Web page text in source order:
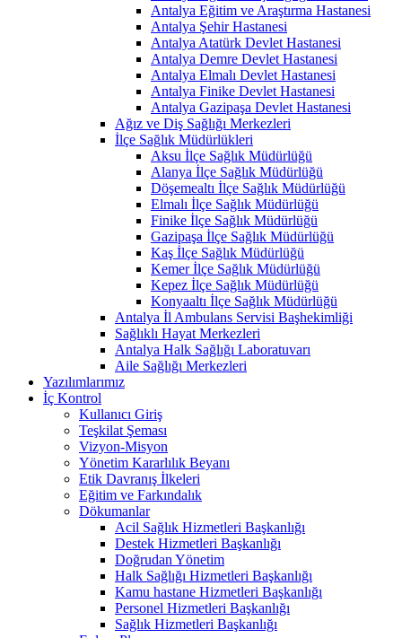
Antalya Eğitim ve Araştırma Hastanesi
Antalya Şehir Hastanesi
Antalya Atatürk Devlet Hastanesi
Antalya Demre Devlet Hastanesi
Antalya Elmalı Devlet Hastanesi
Antalya Finike Devlet Hastanesi
Antalya Gazipaşa Devlet Hastanesi
Ağız ve Diş Sağlığı Merkezleri
İlçe Sağlık Müdürlükleri
Aksu İlçe Sağlık Müdürlüğü
Alanya İlçe Sağlık Müdürlüğü
Döşemealtı İlçe Sağlık Müdürlüğü
Elmalı İlçe Sağlık Müdürlüğü
Finike İlçe Sağlık Müdürlüğü
Gazipaşa İlçe Sağlık Müdürlüğü
Kaş İlçe Sağlık Müdürlüğü
Kemer İlçe Sağlık Müdürlüğü
Kepez İlçe Sağlık Müdürlüğü
Konyaaltı İlçe Sağlık Müdürlüğü
Antalya İl Ambulans Servisi Başhekimliği
Sağlıklı Hayat Merkezleri
Antalya Halk Sağlığı Laboratuvarı
Aile Sağlığı Merkezleri
Yazılımlarımız
İç Kontrol
Kullanıcı Giriş
Teşkilat Şeması
Vizyon-Misyon
Yönetim Kararlılık Beyanı
Etik Davranış İlkeleri
Eğitim ve Farkındalık
Dökumanlar
Acil Sağlık Hizmetleri Başkanlığı
Destek Hizmetleri Başkanlığı
Doğrudan Yönetim
Halk Sağlığı Hizmetleri Başkanlığı
Kamu hastane Hizmetleri Başkanlığı
Personel Hizmetleri Başkanlığı
Sağlık Hizmetleri Başkanlığı